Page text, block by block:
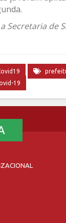
Secretaria de
19